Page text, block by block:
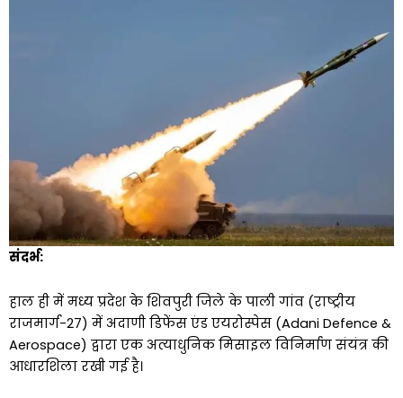
संदर्भ:
हाल ही में मध्य प्रदेश के शिवपुरी जिले के पाली गांव (राष्ट्रीय
राजमार्ग-27) में अदाणी डिफेंस एंड एयरोस्पेस (Adani Defence &
Aerospace) द्वारा एक अत्याधुनिक मिसाइल विनिर्माण संयंत्र की
आधारशिला रखी गई है।